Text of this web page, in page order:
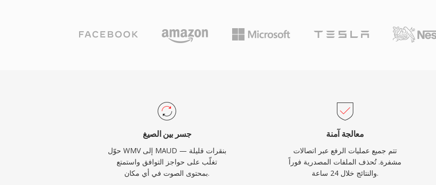
جسر بين الصيغ
حوّل WMV إلى MAUD بنقرات قليلة —
تغلّب على حواجز التوافق واستمتع
بمحتوى الصوت في أي مكان.
معالجة آمنة
تتم جميع عمليات الرفع عبر اتصالات
مشفرة. تُحذف الملفات المصدرية فوراً
والنتائج خلال 24 ساعة.